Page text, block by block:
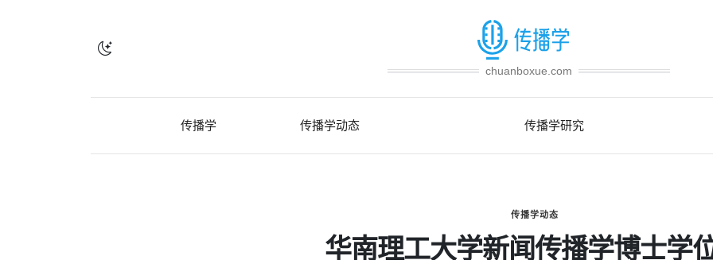
chuanboxue.com
传播学 传播学动态 传播学研究
传播学动态
华南理工大学新闻传播学博士学